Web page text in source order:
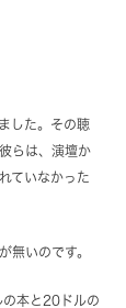
した。その聴
らは、演壇か
ていなかった
無いのです。
の本と20ドルの